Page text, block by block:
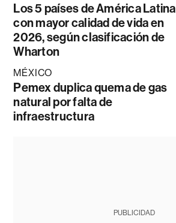
Los 5 países de América Latina
con mayor calidad de vida en
2026, según clasificación de
Wharton
MÉXICO
Pemex duplica quema de gas
natural por falta de
infraestructura
PUBLICIDAD